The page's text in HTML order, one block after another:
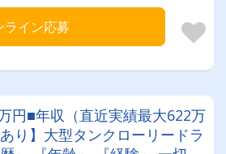
ライン応募
円■年収（直近実績最大622万
り】大型タンクローリードラ